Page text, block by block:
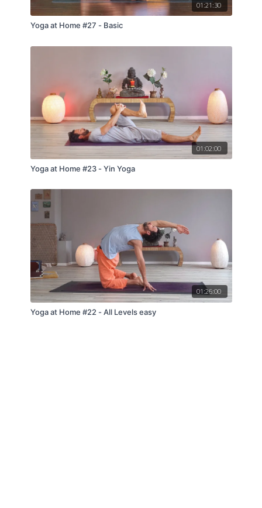
01:21:30
Yoga at Home #27 - Basic
01:02:00
Yoga at Home #23 - Yin Yoga
01:26:00
Yoga at Home #22 - All Levels easy